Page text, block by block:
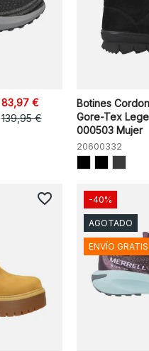
83,97 €
139,95 €
Botines
Gore-Tex
000503 Mujer
20600332
favorite_border -40%
AGOTADO
ENVÍO GRATIS